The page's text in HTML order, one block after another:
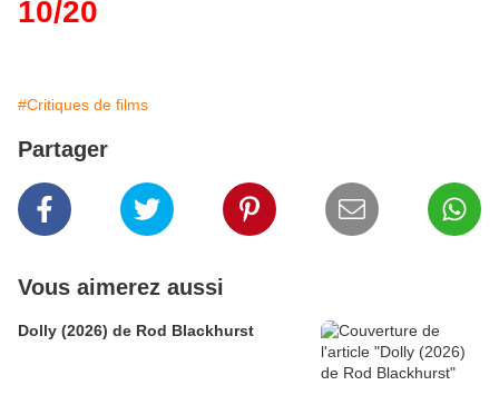
10/20
#Critiques de films
Partager
Vous aimerez aussi
Dolly (2026) de Rod Blackhurst